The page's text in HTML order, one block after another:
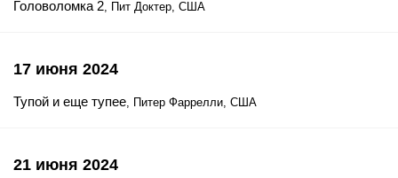
Головоломка 2, Пит Доктер, США
17 июня 2024
Тупой и еще тупее, Питер Фаррелли, США
21 июня 2024